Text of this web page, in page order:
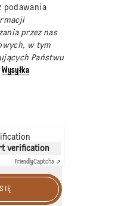
podawania
przez nas
w tym
Państwu
Wysyłka
verification
FriendlyCaptcha ⇗